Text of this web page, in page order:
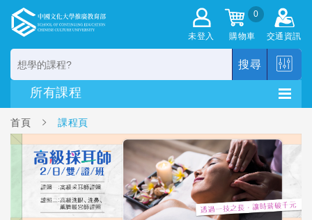
未登入
0
購物車 交通資訊
搜尋
首頁 課程頁